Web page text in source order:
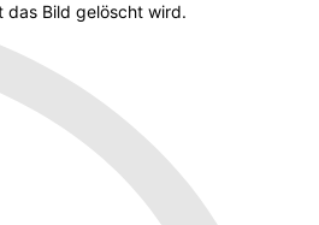
das Bild gelöscht wird.